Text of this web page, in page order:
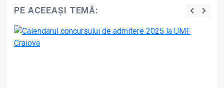
PE ACEEAȘI TEMĂ: